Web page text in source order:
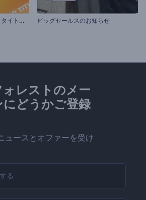
「
ダイナミックストンプ」タイトル・セット ビッグセールスのお知らせ
レストのメー
どうかご登録
ュースとオファーを受け